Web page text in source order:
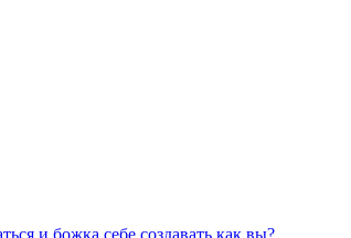
и божка себе создавать как вы?